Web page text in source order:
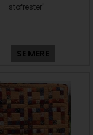
stofrester"
SE MERE